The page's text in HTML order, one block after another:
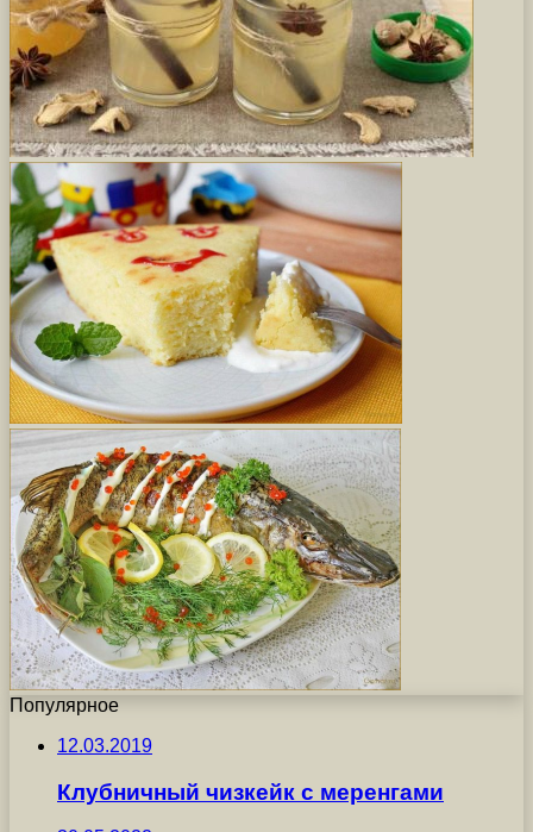
Популярное
12.03.2019
Клубничный чизкейк с меренгами